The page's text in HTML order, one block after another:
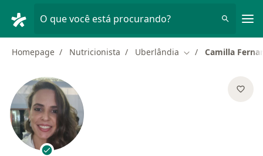
O que você está procurando?
Homepage Nutricionista Uberlândia Mudar de cidade
Camilla